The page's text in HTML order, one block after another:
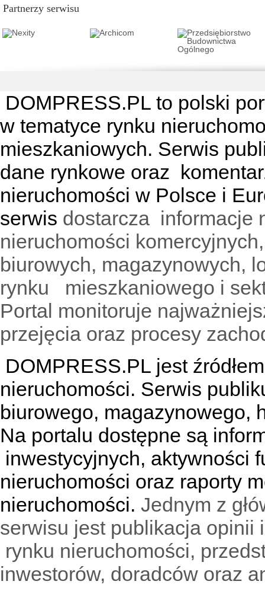
Partnerzy serwisu
DOMPRESS.PL to polski
w tematyce rynku
mieszkaniowych. Serwis
dane rynkowe oraz
nieruchomości w Polsce i
serwis dostarcza informacje
nieruchomości
biurowych, magazynowych,
rynku mieszkaniowego i
Portal monitoruje
przejęcia oraz procesy
DOMPRESS.PL jest
nieruchomości. Serwis
biurowego, magazynowego,
Na portalu dostępne są
inwestycyjnych, aktywności
nieruchomości oraz raporty
nieruchomości. Jednym z
serwisu jest publikacja
rynku nieruchomości,
inwestorów, doradców oraz